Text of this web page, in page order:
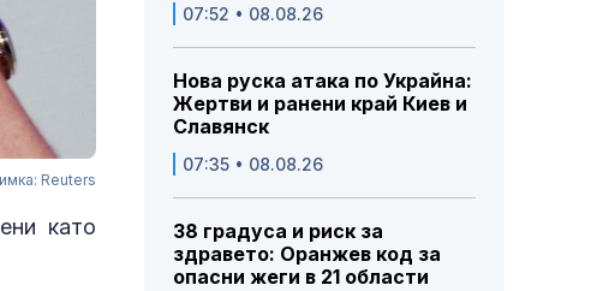
Reuters
като
07:52 • 08.08.26
Нова руска атака по Украйна:
Жертви и ранени край Киев и
Славянск
07:35 • 08.08.26
38 градуса и риск за
здравето: Оранжев код за
опасни жеги в 21 области